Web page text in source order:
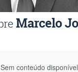
Sem conteúdo disponível